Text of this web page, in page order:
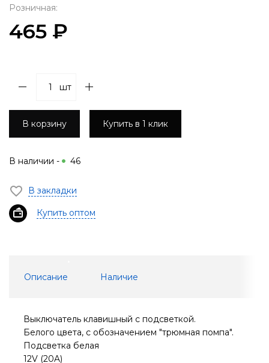
Розничная:
465 ₽
шт
В корзину Купить в 1 клик
В наличии - 46
В закладки
Купить оптом
Описание Наличие
Выключатель клавишный с подсветкой.
Белого цвета, с обозначением "трюмная помпа".
Подсветка белая
12V (20A)